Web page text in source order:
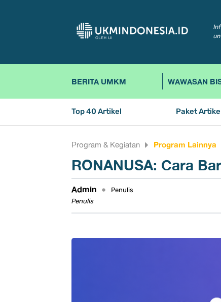
BERITA UMKM WAWASAN
Top 40 Artikel Paket
Program & Kegiatan Program Lainnya
RONANUSA: Cara
Admin • Penulis
Penulis